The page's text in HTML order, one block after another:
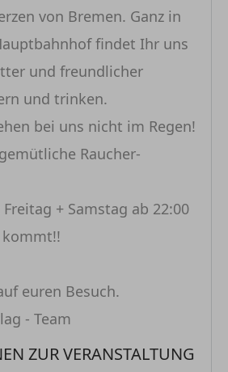
von Bremen. Ganz in
findet Ihr uns
und freundlicher
und trinken.
bei uns nicht im Regen!
Raucher-
+ Samstag ab 22:00
euren Besuch.
- Team
ZUR VERANSTALTUNG